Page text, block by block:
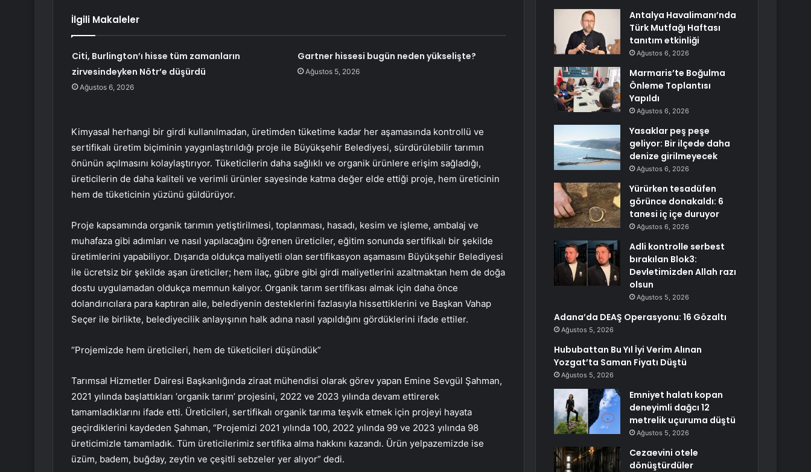
İlgili Makaleler
Citi, Burlington’ı hisse tüm zamanların
zirvesindeyken Nötr’e düşürdü
Ağustos 6, 2026
Gartner hissesi bugün neden yükselişte?
Ağustos 5, 2026
Kimyasal herhangi bir girdi kullanılmadan, üretimden tüketime kadar her aşamasında kontrollü ve
sertifikalı üretim biçiminin yaygınlaştırıldığı proje ile Büyükşehir Belediyesi, sürdürülebilir tarımın
önünün açılmasını kolaylaştırıyor. Tüketicilerin daha sağlıklı ve organik ürünlere erişim sağladığı,
üreticilerin de daha kaliteli ve verimli ürünler sayesinde katma değer elde ettiği proje, hem üreticinin
hem de tüketicinin yüzünü güldürüyor.
Proje kapsamında organik tarımın yetiştirilmesi, toplanması, hasadı, kesim ve işleme, ambalaj ve
muhafaza gibi adımları ve nasıl yapılacağını öğrenen üreticiler, eğitim sonunda sertifikalı bir şekilde
üretimlerini yapabiliyor. Dışarıda oldukça maliyetli olan sertifikasyon aşamasını Büyükşehir Belediyesi
ile ücretsiz bir şekilde aşan üreticiler; hem ilaç, gübre gibi girdi maliyetlerini azaltmaktan hem de doğa
dostu uygulamadan oldukça memnun kalıyor. Organik tarım sertifikası almak için daha önce
dolandırıcılara para kaptıran aile, belediyenin desteklerini fazlasıyla hissettiklerini ve Başkan Vahap
Seçer ile birlikte, belediyecilik anlayışının halk adına nasıl yapıldığını gördüklerini ifade ettiler.
“Projemizde hem üreticileri, hem de tüketicileri düşündük”
Tarımsal Hizmetler Dairesi Başkanlığında ziraat mühendisi olarak görev yapan Emine Sevgül Şahman,
2021 yılında başlattıkları ‘organik tarım’ projesini, 2022 ve 2023 yılında devam ettirerek
tamamladıklarını ifade etti. Üreticileri, sertifikalı organik tarıma teşvik etmek için projeyi hayata
geçirdiklerini kaydeden Şahman, “Projemizi 2021 yılında 100, 2022 yılında 99 ve 2023 yılında 98
üreticimizle tamamladık. Tüm üreticilerimiz sertifika alma hakkını kazandı. Ürün yelpazemizde ise
üzüm, badem, buğday, zeytin ve çeşitli sebzeler yer alıyor” dedi.
Antalya Havalimanı’nda
Türk Mutfağı Haftası
tanıtım etkinliği
Ağustos 6, 2026
Marmaris’te Boğulma
Önleme Toplantısı
Yapıldı
Ağustos 6, 2026
Yasaklar peş peşe
geliyor: Bir ilçede daha
denize girilmeyecek
Ağustos 6, 2026
Yürürken tesadüfen
görünce donakaldı: 6
tanesi iç içe duruyor
Ağustos 6, 2026
Adli kontrolle serbest
bırakılan Blok3:
Devletimizden Allah razı
olsun
Ağustos 5, 2026
Adana’da DEAŞ Operasyonu: 16 Gözaltı
Ağustos 5, 2026
Hububattan Bu Yıl İyi Verim Alınan
Yozgat’ta Saman Fiyatı Düştü
Ağustos 5, 2026
Emniyet halatı kopan
deneyimli dağcı 12
metrelik uçuruma düştü
Ağustos 5, 2026
Cezaevini otele
dönüştürdüler